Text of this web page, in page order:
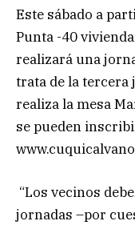
Este sábado a
Punta -40
realizará una
trata de la tercera
realiza la mesa
se pueden
“Los vecinos
jornadas –por